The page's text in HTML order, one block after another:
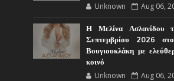
Unknown Aug 06,
Η Μελίνα Ασλανίδου
Σεπτεμβρίου 2026
Βουγιουκλάκη με
κοινό
Unknown Aug 06,